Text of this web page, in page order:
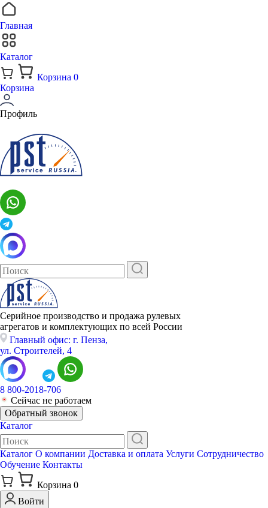
Главная
Каталог
Корзина 0
Корзина
Профиль
Серийное производство и продажа рулевых
агрегатов и комплектующих по всей России
Главный офис: г. Пенза,
ул. Строителей, 4
8 800-2018-706
Сейчас не работаем
Обратный звонок
Каталог
Каталог О компании Доставка и оплата Услуги Сотрудничество
Обучение Контакты
Корзина 0
Войти